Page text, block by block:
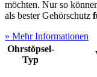
möchten. Nur so
als bester Gehörschutz
» Mehr Informationen
Ohrstöpsel-
Typ